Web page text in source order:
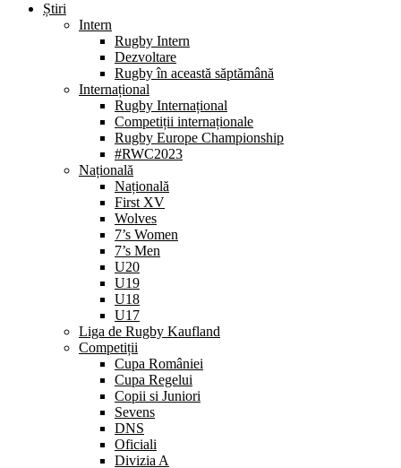
Știri
Intern
Rugby Intern
Dezvoltare
Rugby în această săptămână
Internațional
Rugby Internațional
Competiții internaționale
Rugby Europe Championship
#RWC2023
Națională
Națională
First XV
Wolves
7’s Women
7’s Men
U20
U19
U18
U17
Liga de Rugby Kaufland
Competiții
Cupa României
Cupa Regelui
Copii si Juniori
Sevens
DNS
Oficiali
Divizia A